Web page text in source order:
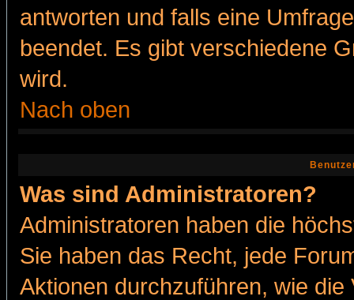
antworten und falls eine
beendet. Es gibt verschiedene
wird.
Nach oben
Was sind Administratoren?
Administratoren haben die
Sie haben das Recht, jede
Aktionen durchzuführen, wie